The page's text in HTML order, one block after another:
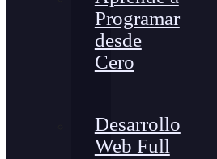
Programar
desde
Cero
Desarrollo
Web Full